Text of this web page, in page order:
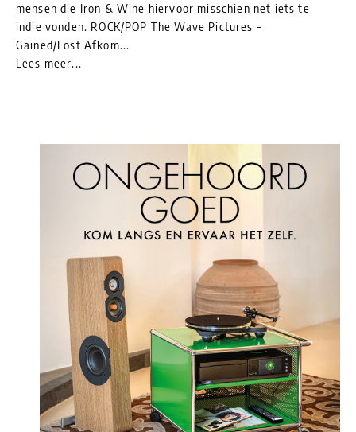
mensen die Iron & Wine hiervoor misschien net iets te
indie vonden. ROCK/POP The Wave Pictures –
Gained/Lost Afkom...
Lees meer...